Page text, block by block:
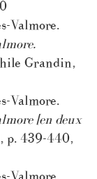
Valmore.
Grandin,
Valmore.
[en deux
p. 439-440,